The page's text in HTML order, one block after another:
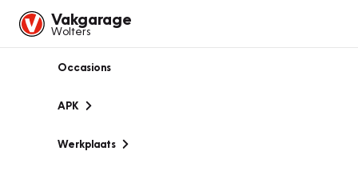
Vakgarage
Wolters
Occasions
APK
Werkplaats